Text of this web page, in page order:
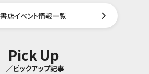
書店イベント情報一覧
Pick Up
／ピックアップ記事